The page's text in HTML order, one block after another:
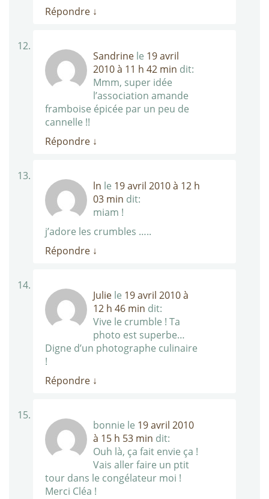
Répondre ↓
Sandrine le 19 avril
2010 à 11 h 42 min dit:
Mmm, super idée
l’association amande
framboise épicée par un peu de
cannelle !!
Répondre ↓
ln le 19 avril 2010 à 12 h
03 min dit:
miam !
j’adore les crumbles …..
Répondre ↓
Julie le 19 avril 2010 à
12 h 46 min dit:
Vive le crumble ! Ta
photo est superbe…
Digne d’un photographe culinaire
!
Répondre ↓
bonnie le 19 avril 2010
à 15 h 53 min dit:
Ouh là, ça fait envie ça !
Vais aller faire un ptit
tour dans le congélateur moi !
Merci Cléa !